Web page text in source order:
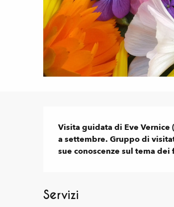
Descrizione
Visita guidata di Eve
a settembre. Gruppo di
sue conoscenze sul tema
Servizi